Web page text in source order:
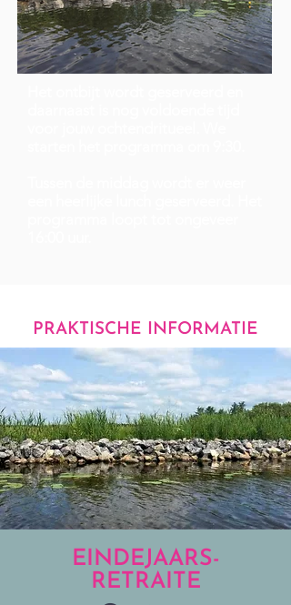
PRAKTISCHE INFORMATIE
EINDEJAARS-
RETRAITE